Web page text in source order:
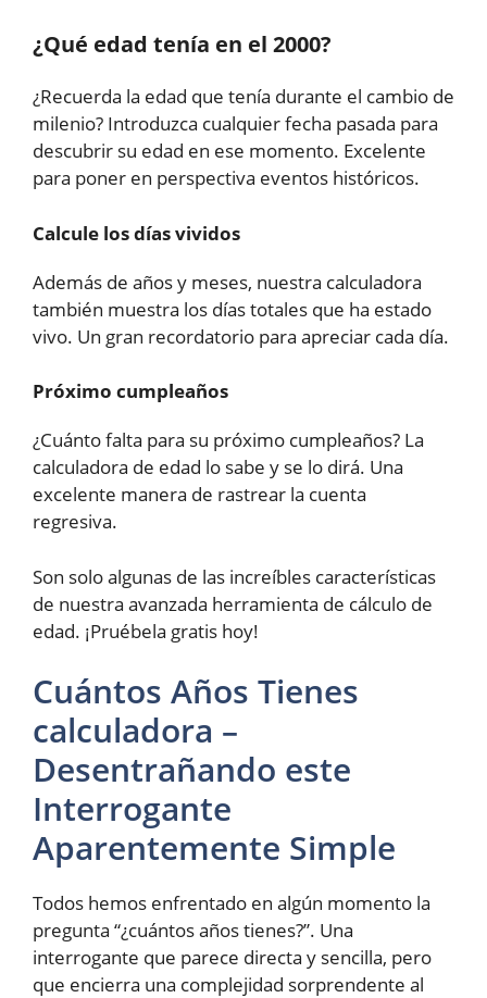
¿Qué edad tenía en el 2000?
¿Recuerda la edad que tenía durante el cambio de
milenio? Introduzca cualquier fecha pasada para
descubrir su edad en ese momento. Excelente
para poner en perspectiva eventos históricos.
Calcule los días vividos
Además de años y meses, nuestra calculadora
también muestra los días totales que ha estado
vivo. Un gran recordatorio para apreciar cada día.
Próximo cumpleaños
¿Cuánto falta para su próximo cumpleaños? La
calculadora de edad lo sabe y se lo dirá. Una
excelente manera de rastrear la cuenta
regresiva.
Son solo algunas de las increíbles características
de nuestra avanzada herramienta de cálculo de
edad. ¡Pruébela gratis hoy!
Cuántos Años Tienes
calculadora –
Desentrañando este
Interrogante
Aparentemente Simple
Todos hemos enfrentado en algún momento la
pregunta “¿cuántos años tienes?”. Una
interrogante que parece directa y sencilla, pero
que encierra una complejidad sorprendente al